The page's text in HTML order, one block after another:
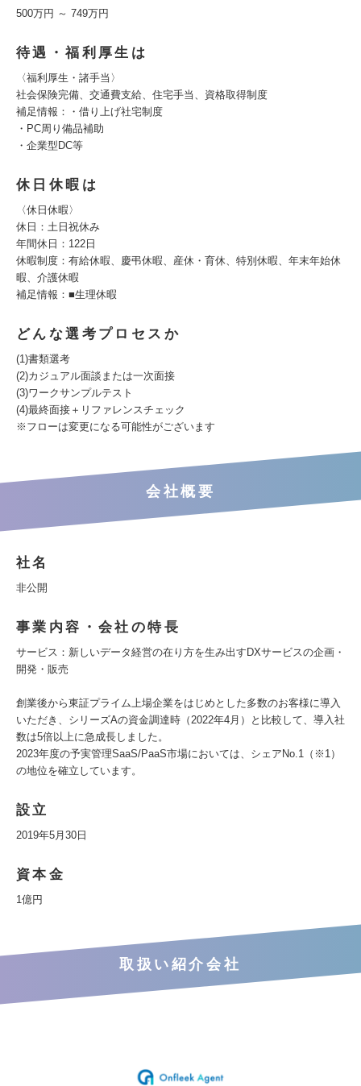
500万円 ～ 749万円
待遇・福利厚生は
〈福利厚生・諸手当〉
社会保険完備、交通費支給、住宅手当、資格取得制度
補足情報：・借り上げ社宅制度
・PC周り備品補助
・企業型DC等
休日休暇は
〈休日休暇〉
休日：土日祝休み
年間休日：122日
休暇制度：有給休暇、慶弔休暇、産休・育休、特別休暇、年末年始休
暇、介護休暇
補足情報：■生理休暇
どんな選考プロセスか
(1)書類選考
(2)カジュアル面談または一次面接
(3)ワークサンプルテスト
(4)最終面接＋リファレンスチェック
※フローは変更になる可能性がございます
会社概要
社名
非公開
事業内容・会社の特長
サービス：新しいデータ経営の在り方を生み出すDXサービスの企画・
開発・販売
創業後から東証プライム上場企業をはじめとした多数のお客様に導入
いただき、シリーズAの資金調達時（2022年4月）と比較して、導入社
数は5倍以上に急成長しました。
2023年度の予実管理SaaS/PaaS市場においては、シェアNo.1（※1）
の地位を確立しています。
設立
2019年5月30日
資本金
1億円
取扱い紹介会社